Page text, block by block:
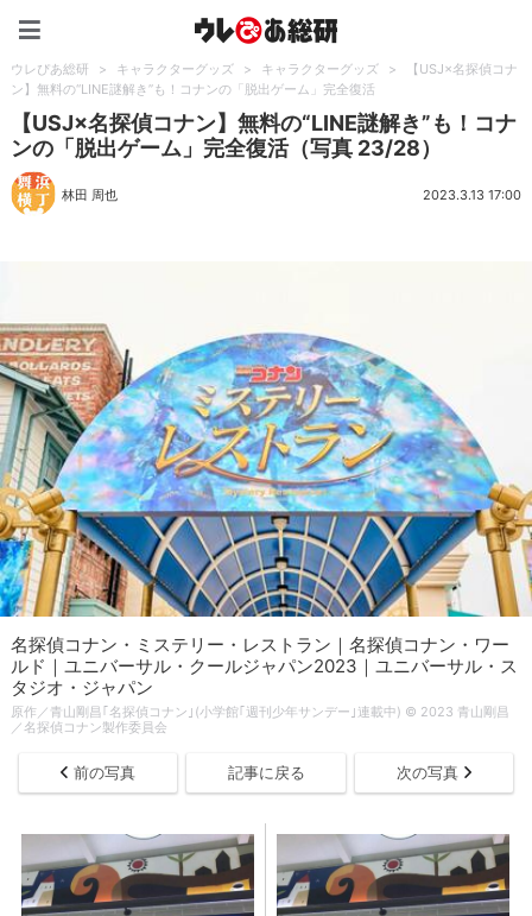
ウレぴあ総研 > キャラクターグッズ > キャラクターグッズ >
【USJ×名探偵コナ
ン】無料の“LINE謎解き”も！コナンの「脱出ゲーム」完全復活
【USJ×名探偵コナン】無料の“LINE謎解き”も！コナ
ンの「脱出ゲーム」完全復活（写真 23/28）
林田 周也 2023.3.13 17:00
名探偵コナン・ミステリー・レストラン｜名探偵コナン・ワー
ルド｜ユニバーサル・クールジャパン2023｜ユニバーサル・ス
タジオ・ジャパン
原作／青山剛昌｢名探偵コナン｣(小学館｢週刊少年サンデー｣連載中) © 2023 青山剛昌
／名探偵コナン製作委員会
前の写真 記事に戻る 次の写真